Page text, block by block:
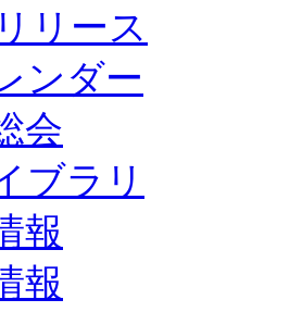
リース
ンダー
会
ブラリ
報
報